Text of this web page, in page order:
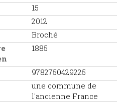
15
2012
Broché
1885
9782750429225
une commune de
l'ancienne France